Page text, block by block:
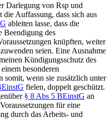
Darlegung von Rsp und
die Auffassung, dass sich aus
ableiten lasse, dass die
Beendigung des
knüpften, weiter
seien. Eine Ausnahme
Kündigungsschutz des
besonderen
somit, wenn sie zusätzlich unter
fielen, doppelt geschützt.
§ 8 Abs 5 BEinstG an
für eine
durch das Arbeits- und